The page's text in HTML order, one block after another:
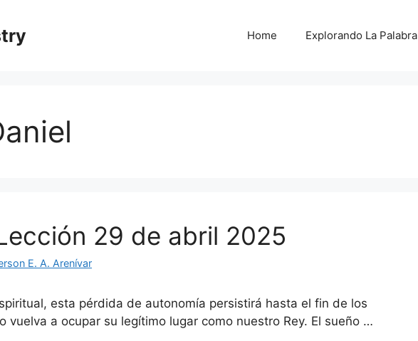
Home Explorando La Palabra
29 de abril 2025
E. A. Arenívar
esta pérdida de autonomía persistirá hasta el fin de los
vuelva a ocupar su legítimo lugar como nuestro Rey. El sueño …